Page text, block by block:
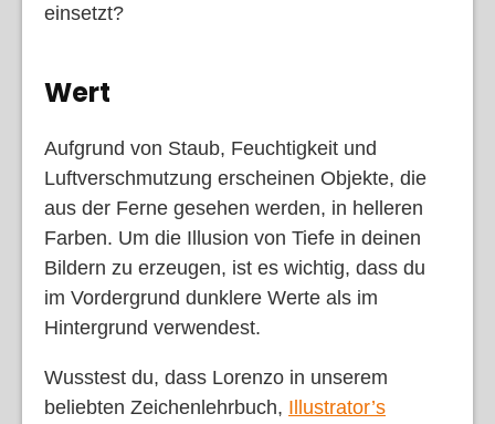
einsetzt?
Wert
Aufgrund von Staub, Feuchtigkeit und
Luftverschmutzung erscheinen Objekte, die
aus der Ferne gesehen werden, in helleren
Farben. Um die Illusion von Tiefe in deinen
Bildern zu erzeugen, ist es wichtig, dass du
im Vordergrund dunklere Werte als im
Hintergrund verwendest.
Wusstest du, dass Lorenzo in unserem
beliebten Zeichenlehrbuch, Illustrator’s